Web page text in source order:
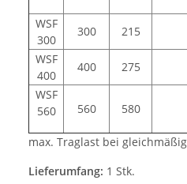
WSF
300
300 215
WSF
400
400 275
WSF
560
560 580
max. Traglast bei
Lieferumfang: 1 Stk.